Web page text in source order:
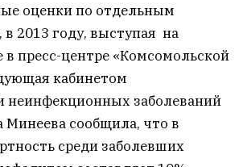
оценки по отдельным
в 2013 году, выступая на
в пресс-центре «Комсомольской
кабинетом
неинфекционных заболеваний
сообщила, что в
среди заболевших